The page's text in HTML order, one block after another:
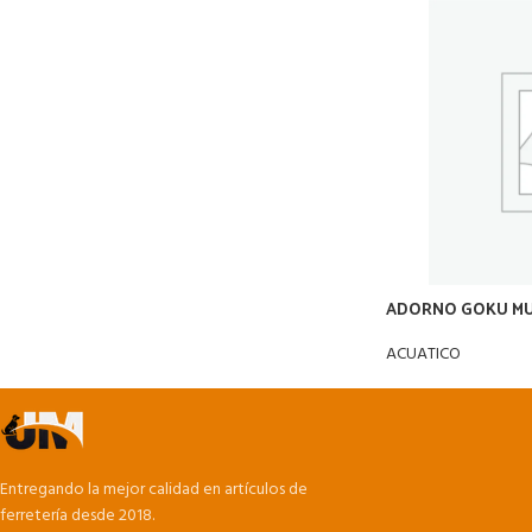
ADORNO GOKU
ACUATICO
Entregando la mejor calidad en artículos de
ferretería desde 2018.